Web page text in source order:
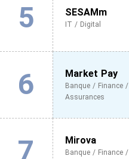
5 SESAMm
IT / Digital
6 Market Pay
Banque / Finance /
Assurances
7 Mirova
Banque / Finance /